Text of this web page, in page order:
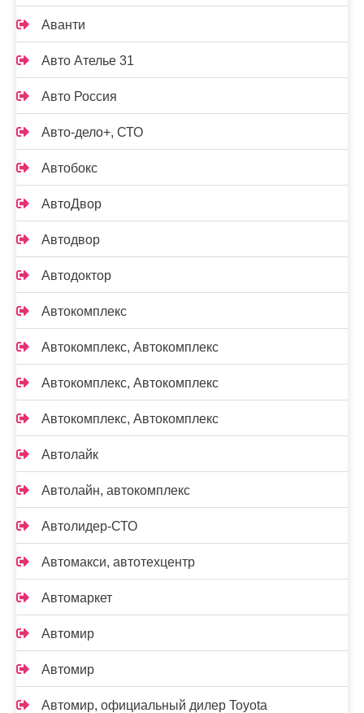
Аванти
Авто Ателье 31
Авто Россия
Авто-дело+, СТО
Автобокс
АвтоДвор
Автодвор
Автодоктор
Автокомплекс
Автокомплекс, Автокомплекс
Автокомплекс, Автокомплекс
Автокомплекс, Автокомплекс
Автолайк
Автолайн, автокомплекс
Автолидер-СТО
Автомакси, автотехцентр
Автомаркет
Автомир
Автомир
Автомир, официальный дилер Toyota